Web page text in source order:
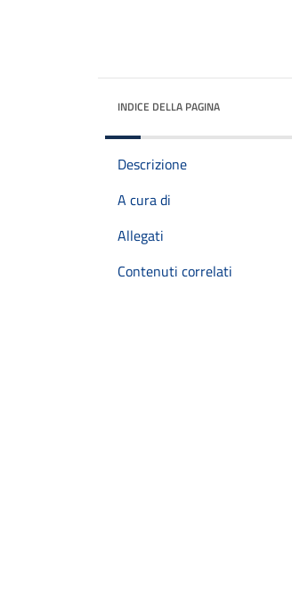
INDICE DELLA PAGINA
Descrizione
A cura di
Allegati
Contenuti correlati